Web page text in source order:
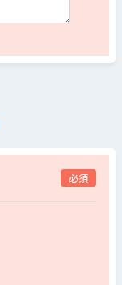
必須